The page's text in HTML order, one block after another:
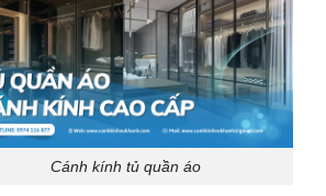
Cánh kính tủ quần áo